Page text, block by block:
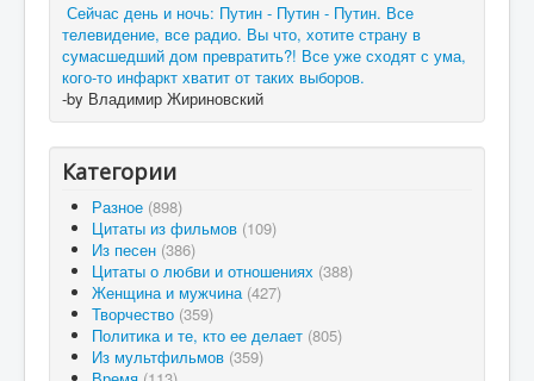
Сейчас день и ночь: Путин - Путин - Путин. Все
телевидение, все радио. Вы что, хотите страну в
сумасшедший дом превратить?! Все уже сходят с ума,
кого-то инфаркт хватит от таких выборов.
-by Владимир Жириновский
Категории
Разное (898)
Цитаты из фильмов (109)
Из песен (386)
Цитаты о любви и отношениях (388)
Женщина и мужчина (427)
Творчество (359)
Политика и те, кто ее делает (805)
Из мультфильмов (359)